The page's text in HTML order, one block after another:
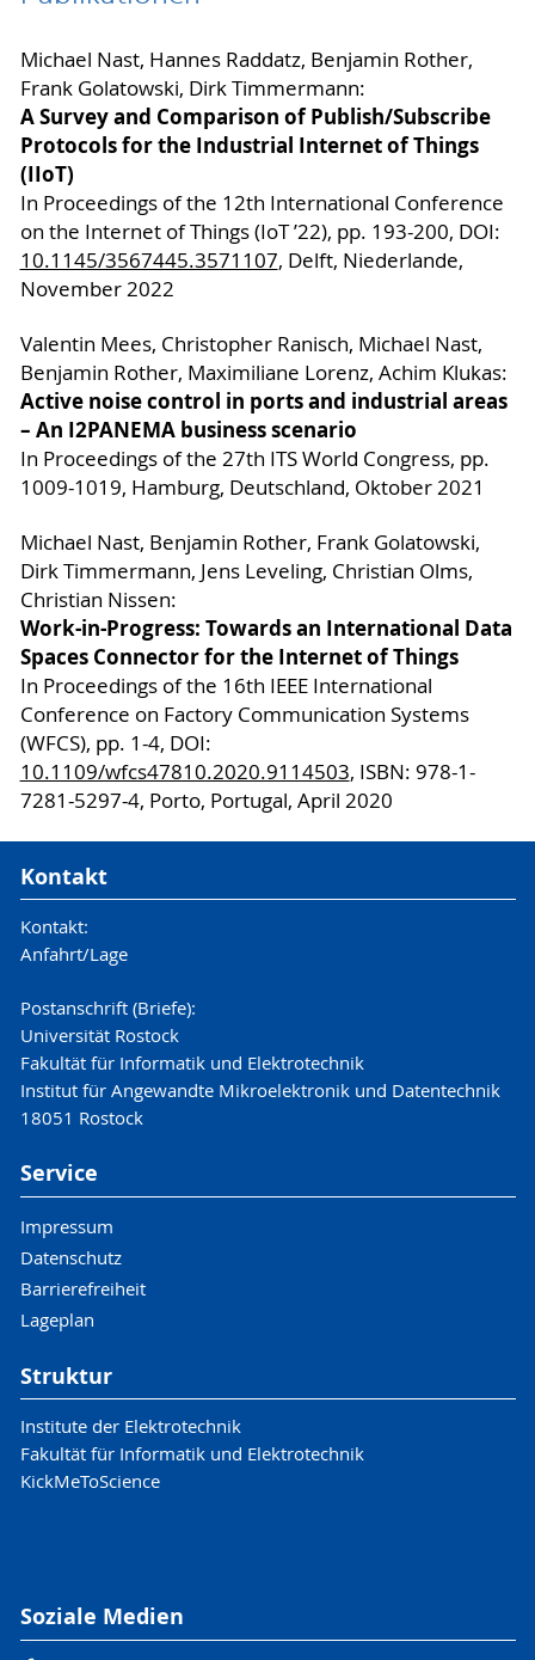
Michael Nast, Hannes Raddatz, Benjamin Rother,
Frank Golatowski, Dirk Timmermann:
A Survey and Comparison of Publish/Subscribe
Protocols for the Industrial Internet of Things
(IIoT)
In Proceedings of the 12th International Conference
on the Internet of Things (IoT ’22), pp. 193-200, DOI:
10.1145/3567445.3571107, Delft, Niederlande,
November 2022
Valentin Mees, Christopher Ranisch, Michael Nast,
Benjamin Rother, Maximiliane Lorenz, Achim Klukas:
Active noise control in ports and industrial areas
– An I2PANEMA business scenario
In Proceedings of the 27th ITS World Congress, pp.
1009-1019, Hamburg, Deutschland, Oktober 2021
Michael Nast, Benjamin Rother, Frank Golatowski,
Dirk Timmermann, Jens Leveling, Christian Olms,
Christian Nissen:
Work-in-Progress: Towards an International Data
Spaces Connector for the Internet of Things
In Proceedings of the 16th IEEE International
Conference on Factory Communication Systems
(WFCS), pp. 1-4, DOI:
10.1109/wfcs47810.2020.9114503, ISBN: 978-1-
7281-5297-4, Porto, Portugal, April 2020
Kontakt
Kontakt:
Anfahrt/Lage
Postanschrift (Briefe):
Universität Rostock
Fakultät für Informatik und Elektrotechnik
Institut für Angewandte Mikroelektronik und Datentechnik
18051 Rostock
Service
Impressum
Datenschutz
Barrierefreiheit
Lageplan
Struktur
Institute der Elektrotechnik
Fakultät für Informatik und Elektrotechnik
KickMeToScience
Soziale Medien